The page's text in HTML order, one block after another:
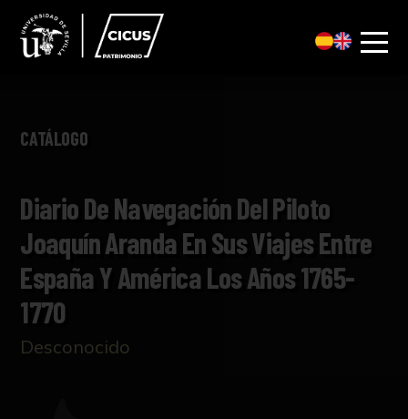
CATÁLOGO
Diario De Navegación Del Piloto
Joaquín Aranda En Sus Viajes Entre
España Y América Los Años 1765-
1770
Desconocido